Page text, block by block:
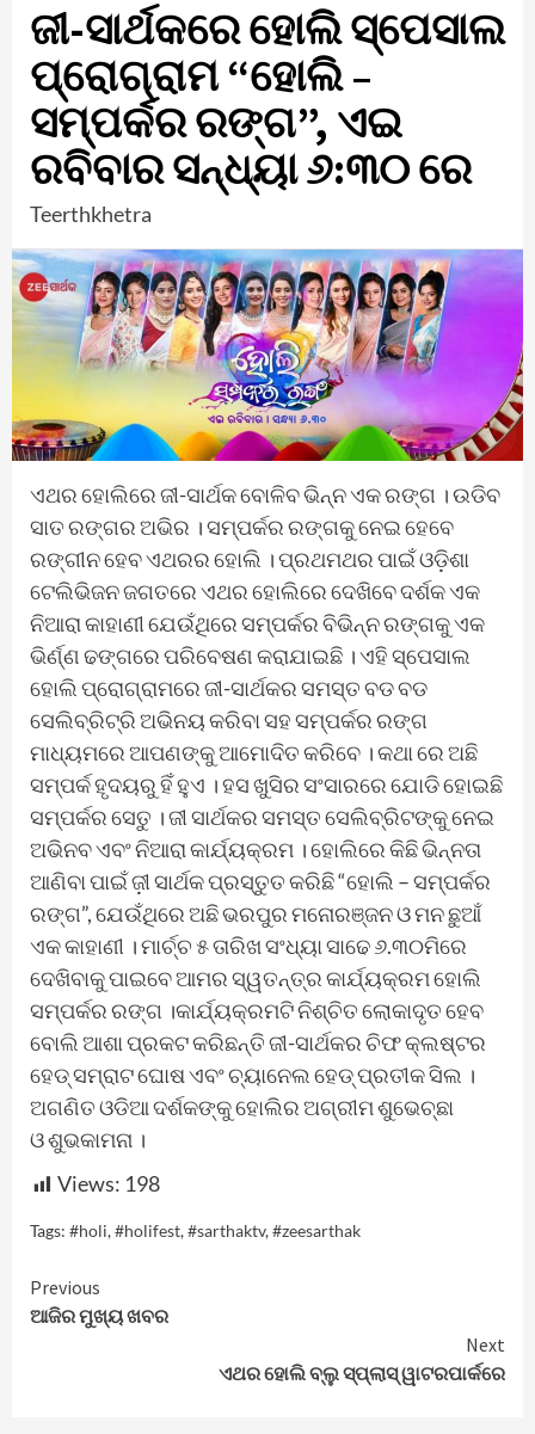
ଜୀ-ସାର୍ଥକରେ ହୋଲି ସ୍ପେସାଲ
ପ୍ରୋଗ୍ରାମ “ହୋଲି –
ସମ୍ପର୍କର ରଙ୍ଗ”, ଏଇ
ରବିବାର ସନ୍ଧ୍ୟା ୬:୩୦ ରେ
Teerthkhetra
ଏଥର ହୋଲିରେ ଜୀ-ସାର୍ଥକ ବୋଳିବ ଭିନ୍ନ ଏକ ରଙ୍ଗ । ଉଡିବ
ସାତ ରଙ୍ଗର ଅଭିର । ସମ୍ପର୍କର ରଙ୍ଗକୁ ନେଇ ହେବେ
ରଙ୍ଗୀନ ହେବ ଏଥରର ହୋଲି । ପ୍ରଥମଥର ପାଇଁ ଓଡ଼ିଶା
ଟେଲିଭିଜନ ଜଗତରେ ଏଥର ହୋଲିରେ ଦେଖିବେ ଦର୍ଶକ ଏକ
ନିଆରା କାହାଣୀ ଯେଉଁଥିରେ ସମ୍ପର୍କର ବିଭିନ୍ନ ରଙ୍ଗକୁ ଏକ
ଭିର୍ଣ୍ଣ ଢଙ୍ଗରେ ପରିବେଷଣ କରାଯାଇଛି । ଏହି ସ୍ପେସାଲ
ହୋଲି ପ୍ରୋଗ୍ରାମରେ ଜୀ-ସାର୍ଥକର ସମସ୍ତ ବଡ ବଡ
ସେଲିବ୍ରିଟ୍ରି ଅଭିନୟ କରିବା ସହ ସମ୍ପର୍କର ରଙ୍ଗ
ମାଧ୍ୟମରେ ଆପଣଙ୍କୁ ଆମୋଦିତ କରିବେ । କଥା ରେ ଅଛି
ସମ୍ପର୍କ ହୃଦୟରୁ ହିଁ ହୁଏ । ହସ ଖୁସିର ସଂସାରରେ ଯୋଡି ହୋଇଛି
ସମ୍ପର୍କର ସେତୁ । ଜୀ ସାର୍ଥକର ସମସ୍ତ ସେଲିବ୍ରିଟଙ୍କୁ ନେଇ
ଅଭିନବ ଏବଂ ନିଆରା କାର୍ଯ୍ୟକ୍ରମ । ହୋଲିରେ କିଛି ଭିନ୍ନତା
ଆଣିବା ପାଇଁ ଜ଼ୀ ସାର୍ଥକ ପ୍ରସ୍ତୁତ କରିଛି “ହୋଲି – ସମ୍ପର୍କର
ରଙ୍ଗ”, ଯେଉଁଥିରେ ଅଛି ଭରପୁର ମନୋରଞ୍ଜନ ଓ ମନ ଛୁଆଁ
ଏକ କାହାଣୀ । ମାର୍ଚ୍ଚ ୫ ତାରିଖ ସଂଧ୍ୟା ସାଢେ ୬.୩୦ମିରେ
ଦେଖିବାକୁ ପାଇବେ ଆମର ସ୍ୱତନ୍ତ୍ର କାର୍ଯ୍ୟକ୍ରମ ହୋଲି
ସମ୍ପର୍କର ରଙ୍ଗ ।କାର୍ଯ୍ୟକ୍ରମଟି ନିଶ୍ଚିତ ଲୋକାଦୃତ ହେବ
ବୋଲି ଆଶା ପ୍ରକଟ କରିଛନ୍ତି ଜୀ-ସାର୍ଥକର ଚିଫ କ୍ଲଷ୍ଟର
ହେଡ୍ ସମ୍ରାଟ ଘୋଷ ଏବଂ ଚ୍ୟାନେଲ ହେଡ୍ ପ୍ରତୀକ ସିଲ ।
ଅଗଣିତ ଓଡିଆ ଦର୍ଶକଙ୍କୁ ହୋଲିର ଅଗ୍ରୀମ ଶୁଭେଚ୍ଛା
ଓ ଶୁଭକାମନା ।
Views: 198
Tags: #holi,#holifest,#sarthaktv,#zeesarthak
Continue
Reading
Previous
ଆଜିର ମୁଖ୍ୟ ଖବର
Next
ଏଥର ହୋଲି ବ୍ଲୁ ସ୍ପ୍ଲାସ୍ ୱାଟରପାର୍କରେ